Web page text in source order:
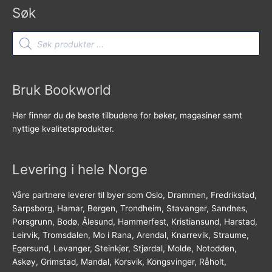
Søk
Products
search
Bruk Bookworld
Her finner du de beste tilbudene for bøker, magasiner samt
nyttige kvalitetsprodukter.
Levering i hele Norge
Våre partnere leverer til byer som Oslo, Drammen, Fredrikstad,
Sarpsborg, Hamar, Bergen, Trondheim, Stavanger, Sandnes,
Porsgrunn, Bodø, Ålesund, Hammerfest, Kristiansund, Harstad,
Leirvik, Tromsdalen, Mo i Rana, Arendal, Knarrevik, Straume,
Egersund, Levanger, Steinkjer, Stjørdal, Molde, Notodden,
Askøy, Grimstad, Mandal, Korsvik, Kongsvinger, Råholt,